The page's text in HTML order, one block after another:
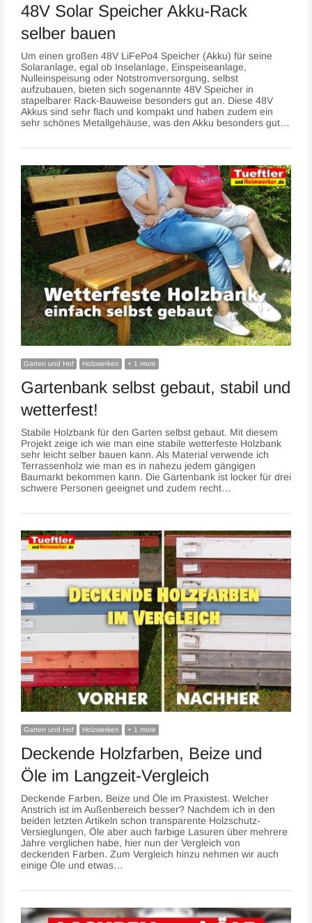
48V Solar Speicher Akku-Rack
selber bauen
Um einen großen 48V LiFePo4 Speicher (Akku) für seine
Solaranlage, egal ob Inselanlage, Einspeiseanlage,
Nulleinspeisung oder Notstromversorgung, selbst
aufzubauen, bieten sich sogenannte 48V Speicher in
stapelbarer Rack-Bauweise besonders gut an. Diese 48V
Akkus sind sehr flach und kompakt und haben zudem ein
sehr schönes Metallgehäuse, was den Akku besonders gut…
Garten und Hof Holzwerken + 1 more
Gartenbank selbst gebaut, stabil und
wetterfest!
Stabile Holzbank für den Garten selbst gebaut. Mit diesem
Projekt zeige ich wie man eine stabile wetterfeste Holzbank
sehr leicht selber bauen kann. Als Material verwende ich
Terrassenholz wie man es in nahezu jedem gängigen
Baumarkt bekommen kann. Die Gartenbank ist locker für drei
schwere Personen geeignet und zudem recht…
Garten und Hof Holzwerken + 1 more
Deckende Holzfarben, Beize und
Öle im Langzeit-Vergleich
Deckende Farben, Beize und Öle im Praxistest. Welcher
Anstrich ist im Außenbereich besser? Nachdem ich in den
beiden letzten Artikeln schon transparente Holzschutz-
Versieglungen, Öle aber auch farbige Lasuren über mehrere
Jahre verglichen habe, hier nun der Vergleich von
deckenden Farben. Zum Vergleich hinzu nehmen wir auch
einige Öle und etwas…